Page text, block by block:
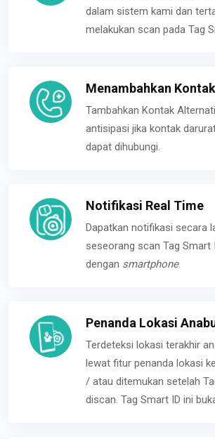
dalam sistem kami dan
melakukan scan pada Tag
Menambahkan
Tambahkan Kontak
antisipasi jika kontak
dapat dihubungi.
Notifikasi Real Time
Dapatkan notifikasi secara
seseorang scan Tag Smart
dengan smartphone.
Penanda Lokasi
Terdeteksi lokasi terakhir
lewat fitur penanda lokasi
/ atau ditemukan setelah
discan. Tag Smart ID ini